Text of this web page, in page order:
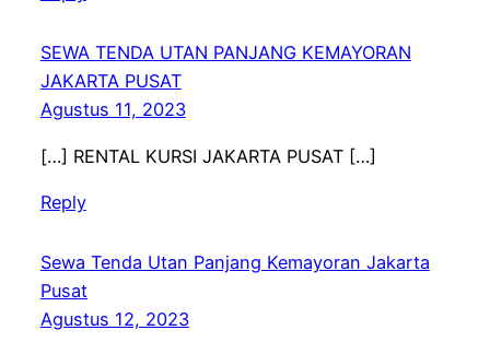
SEWA TENDA UTAN PANJANG KEMAYORAN
JAKARTA PUSAT
Agustus 11, 2023
[…] RENTAL KURSI JAKARTA PUSAT […]
Reply
Sewa Tenda Utan Panjang Kemayoran Jakarta
Pusat
Agustus 12, 2023